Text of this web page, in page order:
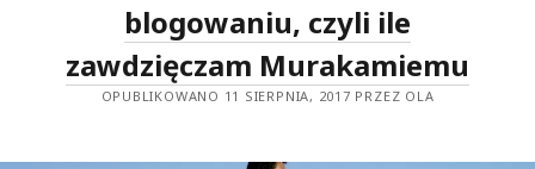
blogowaniu, czyli ile
zawdzięczam Murakamiemu
OPUBLIKOWANO 11 SIERPNIA, 2017 PRZEZ OLA